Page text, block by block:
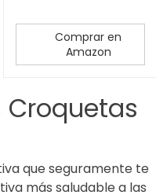
Comprar en
Amazon
Croquetas
que seguramente te
más saludable a las